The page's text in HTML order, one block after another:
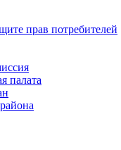
прав потребителей
палата